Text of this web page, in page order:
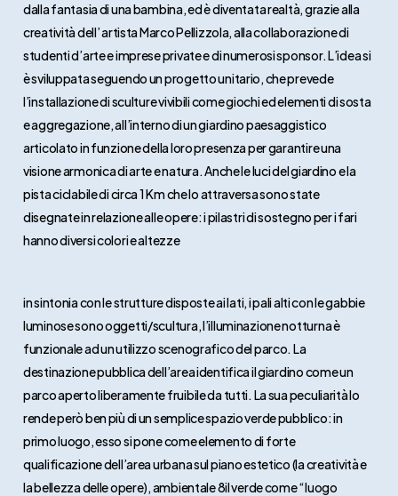
dalla fantasia di una bambina, ed è diventata realtà, grazie alla
creatività dell’ artista Marco Pellizzola, alla collaborazione di
studenti d’arte e imprese private e di numerosi sponsor. L’idea si
è sviluppata seguendo un progetto unitario, che prevede
l’installazione di sculture vivibili come giochi ed elementi di sosta
e aggregazione, all’interno di un giardino paesaggistico
articolato in funzione della loro presenza per garantire una
visione armonica di arte e natura. Anche le luci del giardino e la
pista ciclabile di circa 1 Km che lo attraversa sono state
disegnate in relazione alle opere: i pilastri di sostegno per i fari
hanno diversi colori e altezze
in sintonia con le strutture disposte ai lati, i pali alti con le gabbie
luminose sono oggetti/scultura, l’illuminazione notturna è
funzionale ad un utilizzo scenografico del parco. La
destinazione pubblica dell’area identifica il giardino come un
parco aperto liberamente fruibile da tutti. La sua peculiarità lo
rende però ben più di un semplice spazio verde pubblico: in
primo luogo, esso si pone come elemento di forte
qualificazione dell’area urbana sul piano estetico (la creatività e
la bellezza delle opere), ambientale 8il verde come “luogo